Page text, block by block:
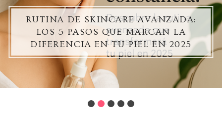
RUTINA DE SKINCARE AVANZADA:
LOS 5 PASOS QUE MARCAN LA
DIFERENCIA EN TU PIEL EN 2025